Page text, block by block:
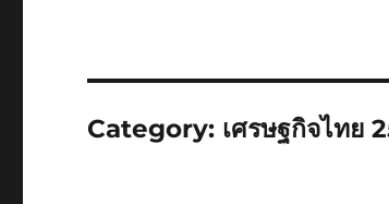
Category: เศรษฐกิจไทย